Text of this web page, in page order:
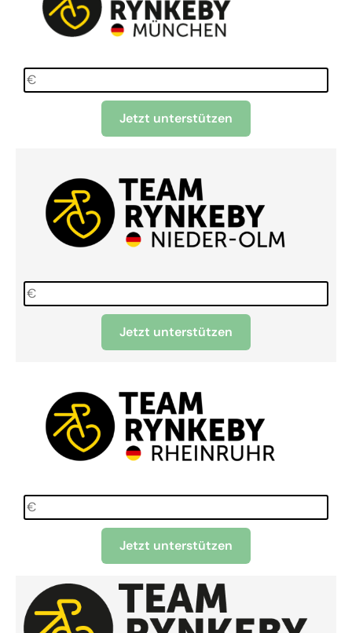
Jetzt unterstützen
Jetzt unterstützen
Jetzt unterstützen